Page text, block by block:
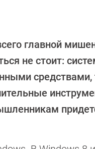
главной
не стоит:
средствами,